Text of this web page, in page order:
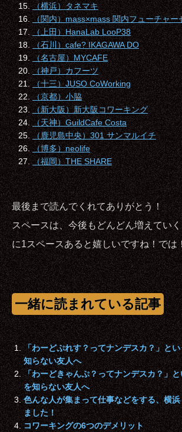
（横浜）タネマキ
（関内）mass×mass 関内フューチャー
（上田）HanaLab LooP38
（石川）cafe? IKAGAWA DO
（名古屋）MYCAFE
（神戸）カフーツ
（十三）JUSO CoWorking
（京都）小脇
（新大阪）新大阪コワーキング
（天神）GuildCafe Costa
（鹿児島中央）301 サンマルイチ
（博多）neolife
（福岡）THE SHARE
最後まで読んでくれてありがとう！
スペースは、今後もどんどん増えてい
に1スペースあると嬉しいですね！では
一緒に読まれている記事
「わーどぷれす？ってナンデスカ？」と
知らない友人へ
「わーどきゃんぷ？ってナンデスカ？」
を知らない友人へ
色んな人が集まって仕事などをする、横
ました！
コワーキングの6つのデメリット